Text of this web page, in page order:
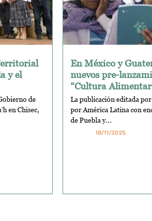
y el
de
en Chisec,
En México y
nuevos pre-
“Cultura
La publicación editada
por América Latina con
de Puebla y...
18/11/2025